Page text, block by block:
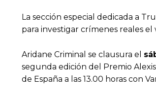
La sección especial dedicada a
para investigar crímenes reales el
Aridane Criminal se clausura el
segunda edición del Premio
de España a las 13.00 horas con